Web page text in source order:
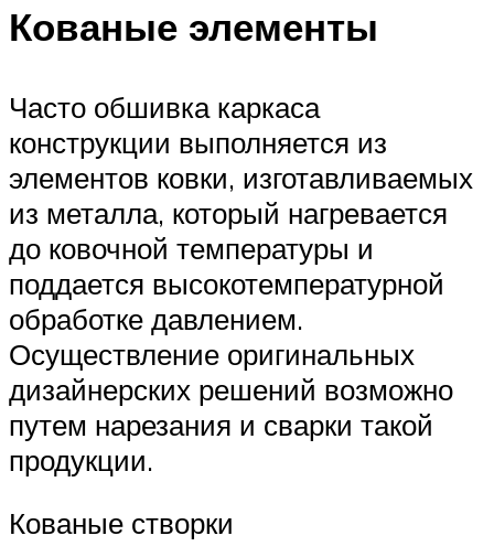
Кованые элементы
Часто обшивка каркаса
конструкции выполняется из
элементов ковки, изготавливаемых
из металла, который нагревается
до ковочной температуры и
поддается высокотемпературной
обработке давлением.
Осуществление оригинальных
дизайнерских решений возможно
путем нарезания и сварки такой
продукции.
Кованые створки